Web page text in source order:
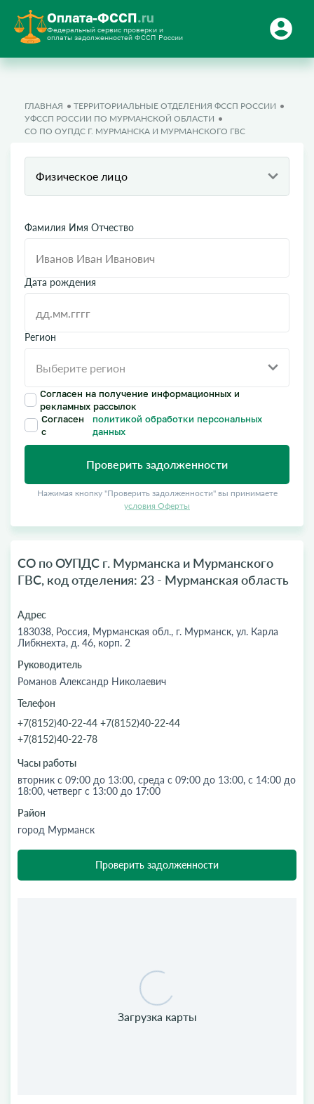
Оплата-ФССП.ru
Федеральный сервис проверки и
оплаты задолженностей ФССП России
ГЛАВНАЯ
ТЕРРИТОРИАЛЬНЫЕ ОТДЕЛЕНИЯ ФССП РОССИИ
УФССП РОССИИ ПО МУРМАНСКОЙ ОБЛАСТИ
СО ПО ОУПДС Г. МУРМАНСКА И МУРМАНСКОГО ГВС
Физическое лицо
Фамилия Имя Отчество
Дата рождения
Регион
Согласен на получение информационных и
рекламных рассылок
Согласен
с
политикой обработки персональных
данных
Проверить задолженности
Нажимая кнопку "Проверить задолженности" вы принимаете
условия Оферты
СО по ОУПДС г. Мурманска и Мурманского
ГВС, код отделения: 23 - Мурманская область
Адрес
183038, Россия, Мурманская обл., г. Мурманск, ул. Карла
Либкнехта, д. 46, корп. 2
Руководитель
Романов Александр Николаевич
Телефон
+7(8152)40-22-44 +7(8152)40-22-44
+7(8152)40-22-78
Часы работы
вторник с 09:00 до 13:00, среда с 09:00 до 13:00, с 14:00 до
18:00, четверг с 13:00 до 17:00
Район
город Мурманск
Проверить задолженности